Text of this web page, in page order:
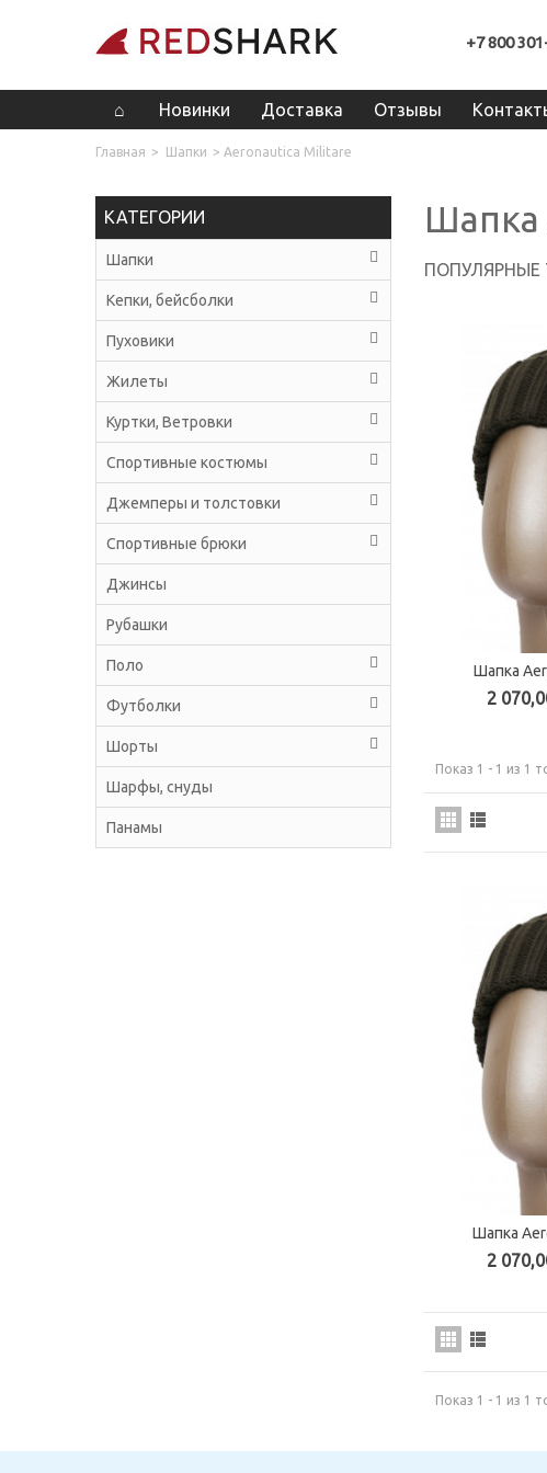
+7 800
Новинки Доставка Отзывы
Главная > Шапки > Aeronautica Militare
КАТЕГОРИИ
Шапки
Кепки, бейсболки
Пуховики
Жилеты
Куртки, Ветровки
Спортивные костюмы
Джемперы и толстовки
Спортивные брюки
Джинсы
Рубашки
Поло
Футболки
Шорты
Шарфы, снуды
Панамы
Шапка
ПОПУЛЯРНЫЕ
Шапка
2
Показ 1 - 1 из 1
Шапка
2
Показ 1 - 1 из 1